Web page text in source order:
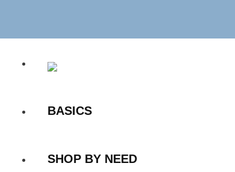
springen
BASICS
SHOP BY NEED